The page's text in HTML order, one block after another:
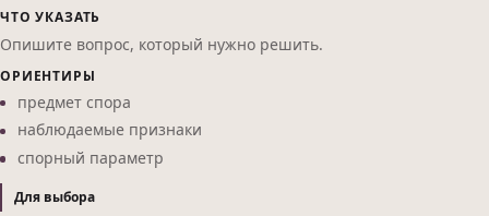
ЧТО УКАЗАТЬ
Опишите вопрос, который нужно решить.
ОРИЕНТИРЫ
предмет спора
наблюдаемые признаки
спорный параметр
Для выбора